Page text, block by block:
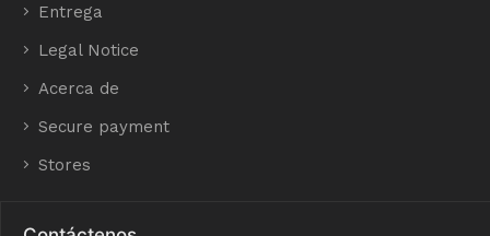
Entrega
Legal Notice
Acerca de
Secure payment
Stores